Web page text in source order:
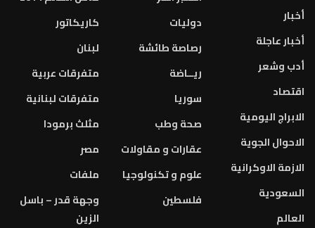
أخبار
أخبار عاجلة
أدب وشعر
اقتصاد
الابراج اليومية
الاحوال الجوية
الازمة الاوكرانية
السعودية
العالم
دوليات
رصاصة طائشة
ريــاضة
سوريا
صحة وطب
عقارات و مقاولات
علوم و تكنولوجيا
فلسطين
كاريكاتور
لبنان
متفرقات عربية
متفرقات لبنانية
مثلث برمودا
مصر
ملفات
وجهة قدر – باسل
الزين